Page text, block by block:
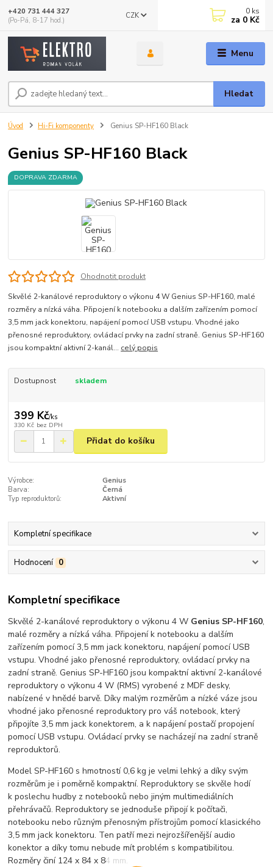
Menu
CZK
Hledat
+420 731 444 327
(Po-Pá, 8-17 hod.)
0 ks
za 0 Kč
Úvod Hi-Fi komponenty Genius SP-HF160 Black
Genius SP-HF160 Black
DOPRAVA ZDARMA
Ohodnotit produkt
Skvělé 2-kanálové reproduktory o výkonu 4 W Genius SP-HF160, malé
rozměry a nízká váha. Připojení k notebooku a dalším zařízením pomocí
3,5 mm jack konektoru, napájení pomocí USB vstupu. Vhodné jako
přenosné reproduktory, ovládací prvky na zadní straně. Genius SP-HF160
jsou kompaktní aktivní 2-kanál... celý popis
Dostupnost skladem
399 Kč/ks
330 Kč bez DPH
Přidat do košíku
Výrobce:
Genius
Barva:
Černá
Typ reproduktorů:
Aktivní
Kompletní specifikace
Hodnocení 0
Kompletní specifikace
Skvělé 2-kanálové reproduktory o výkonu 4 W Genius SP-HF160,
malé rozměry a nízká váha. Připojení k notebooku a dalším
zařízením pomocí 3,5 mm jack konektoru, napájení pomocí USB
vstupu. Vhodné jako přenosné reproduktory, ovládací prvky na
zadní straně. Genius SP-HF160 jsou kompaktní aktivní 2-kanálové
reproduktory o výkonu 4 W (RMS) vyrobené z MDF desky,
nabízené v hnědé barvě. Díky malým rozměrům a nízké váze jsou
vhodné jako přenosné reproduktory pro váš notebook, který
připojíte 3,5 mm jack konektorem, a k napájení postačí propojení
pomocí USB vstupu. Ovládací prvky se nacházejí na zadní straně
reproduktorů.
Model SP-HF160 s hmotností 0,6 kg je velmi lehký a díky svým
rozměrům je i poměrně kompaktní. Reproduktory se skvěle hodí
k poslechu hudby z notebooků nebo jiným multimediálních
přehrávačů. Reproduktory se jednoduše připojí k počítači,
notebooku nebo různým přenosným přístrojům pomocí klasického
3,5 mm jack konektoru. Ten patří mezi nejrozšířenější audio
konektor a díky tomu nebude mít problém s kompatibilitou.
Rozměry činí 124 x 84 x 84 mm.